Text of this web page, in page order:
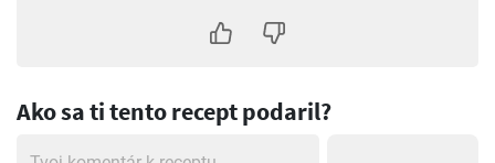
Ako sa ti tento recept podaril?